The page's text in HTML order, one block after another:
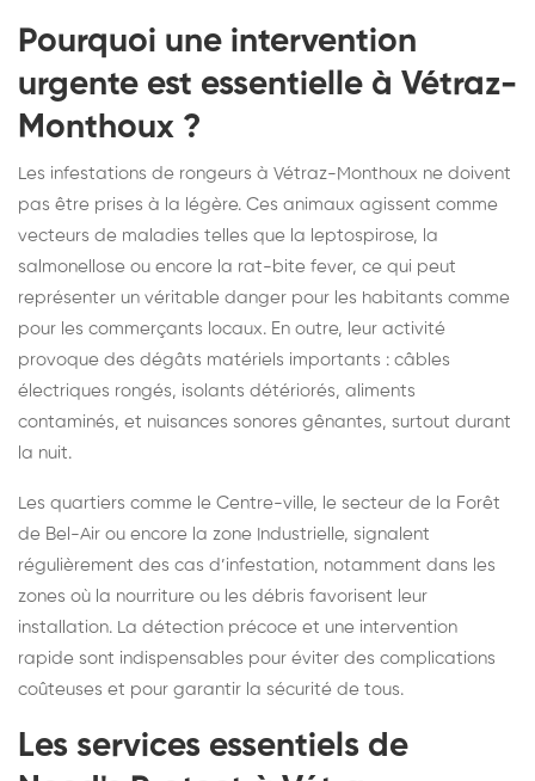
Pourquoi une intervention
urgente est essentielle à Vétraz-
Monthoux ?
Les infestations de rongeurs à Vétraz-Monthoux ne doivent
pas être prises à la légère. Ces animaux agissent comme
vecteurs de maladies telles que la leptospirose, la
salmonellose ou encore la rat-bite fever, ce qui peut
représenter un véritable danger pour les habitants comme
pour les commerçants locaux. En outre, leur activité
provoque des dégâts matériels importants : câbles
électriques rongés, isolants détériorés, aliments
contaminés, et nuisances sonores gênantes, surtout durant
la nuit.
Les quartiers comme le Centre-ville, le secteur de la Forêt
de Bel-Air ou encore la zone Industrielle, signalent
régulièrement des cas d’infestation, notamment dans les
zones où la nourriture ou les débris favorisent leur
installation. La détection précoce et une intervention
rapide sont indispensables pour éviter des complications
coûteuses et pour garantir la sécurité de tous.
Les services essentiels de